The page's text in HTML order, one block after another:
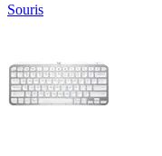
Souris